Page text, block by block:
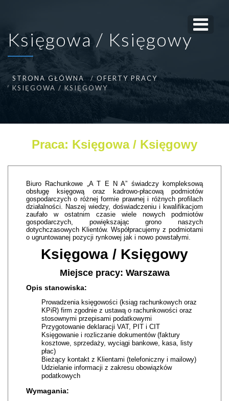
Księgowa / Księgowy
STRONA GŁÓWNA
OFERTY PRACY
KSIĘGOWA / KSIĘGOWY
Praca: Księgowa / Księgowy
Biuro Rachunkowe „A T E N A” świadczy kompleksową
obsługę księgową oraz kadrowo-płacową podmiotów
gospodarczych o różnej formie prawnej i różnych profilach
działalności. Naszej wiedzy, doświadczeniu i kwalifikacjom
zaufało w ostatnim czasie wiele nowych podmiotów
gospodarczych, powiększając grono naszych
dotychczasowych Klientów. Współpracujemy z podmiotami
o ugruntowanej pozycji rynkowej jak i nowo powstałymi.
Księgowa / Księgowy
Miejsce pracy: Warszawa
Opis stanowiska:
Prowadzenia księgowości (ksiąg rachunkowych oraz
KPiR) firm zgodnie z ustawą o rachunkowości oraz
stosownymi przepisami podatkowymi
Przygotowanie deklaracji VAT, PIT i CIT
Księgowanie i rozliczanie dokumentów (faktury
kosztowe, sprzedaży, wyciągi bankowe, kasa, listy
płac)
Bieżący kontakt z Klientami (telefoniczny i mailowy)
Udzielanie informacji z zakresu obowiązków
podatkowych
Wymagania: